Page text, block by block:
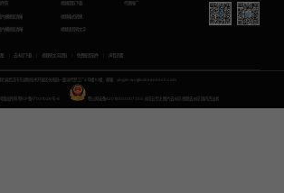
证件照
图片模糊变清晰
片模糊变清晰
视频提取下载
视频格式转换
视频语音转文字
代理推广
去水印下载 视频转文字提取 免费配音软件 声音克隆
北省武汉市东湖新技术开发区关南园一路当代梦工厂4号楼10楼，邮箱：yinglin.wu@udreamtech.com
权所有 鄂ICP备17031026号-8 鄂公网安备42018502007353 水印云专注 图片去水印 视频去水印 国内杰出者